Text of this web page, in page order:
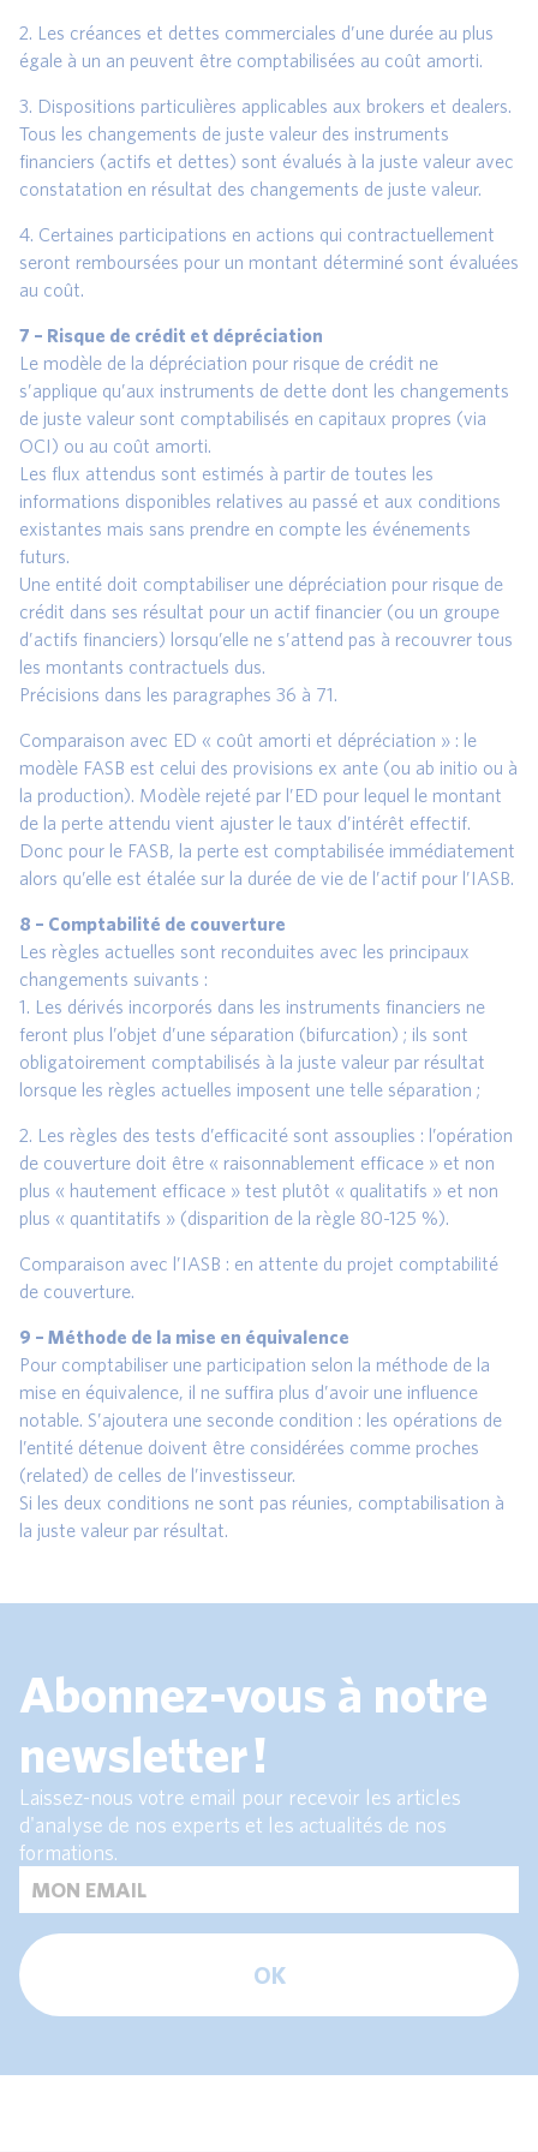
2. Les créances et dettes commerciales d’une durée au plus
égale à un an peuvent être comptabilisées au coût amorti.
3. Dispositions particulières applicables aux brokers et dealers.
Tous les changements de juste valeur des instruments
financiers (actifs et dettes) sont évalués à la juste valeur avec
constatation en résultat des changements de juste valeur.
4. Certaines participations en actions qui contractuellement
seront remboursées pour un montant déterminé sont évaluées
au coût.
7 – Risque de crédit et dépréciation
Le modèle de la dépréciation pour risque de crédit ne
s’applique qu’aux instruments de dette dont les changements
de juste valeur sont comptabilisés en capitaux propres (via
OCI) ou au coût amorti.
Les flux attendus sont estimés à partir de toutes les
informations disponibles relatives au passé et aux conditions
existantes mais sans prendre en compte les événements
futurs.
Une entité doit comptabiliser une dépréciation pour risque de
crédit dans ses résultat pour un actif financier (ou un groupe
d’actifs financiers) lorsqu’elle ne s’attend pas à recouvrer tous
les montants contractuels dus.
Précisions dans les paragraphes 36 à 71.
Comparaison avec ED « coût amorti et dépréciation » : le
modèle FASB est celui des provisions ex ante (ou ab initio ou à
la production). Modèle rejeté par l’ED pour lequel le montant
de la perte attendu vient ajuster le taux d’intérêt effectif.
Donc pour le FASB, la perte est comptabilisée immédiatement
alors qu’elle est étalée sur la durée de vie de l’actif pour l’IASB.
8 – Comptabilité de couverture
Les règles actuelles sont reconduites avec les principaux
changements suivants :
1. Les dérivés incorporés dans les instruments financiers ne
feront plus l’objet d’une séparation (bifurcation) ; ils sont
obligatoirement comptabilisés à la juste valeur par résultat
lorsque les règles actuelles imposent une telle séparation ;
2. Les règles des tests d’efficacité sont assouplies : l’opération
de couverture doit être « raisonnablement efficace » et non
plus « hautement efficace » test plutôt « qualitatifs » et non
plus « quantitatifs » (disparition de la règle 80-125 %).
Comparaison avec l’IASB : en attente du projet comptabilité
de couverture.
9 – Méthode de la mise en équivalence
Pour comptabiliser une participation selon la méthode de la
mise en équivalence, il ne suffira plus d’avoir une influence
notable. S’ajoutera une seconde condition : les opérations de
l’entité détenue doivent être considérées comme proches
(related) de celles de l’investisseur.
Si les deux conditions ne sont pas réunies, comptabilisation à
la juste valeur par résultat.
Abonnez-vous à notre
newsletter !
Laissez-nous votre email pour recevoir les articles
d'analyse de nos experts et les actualités de nos
formations.
OK